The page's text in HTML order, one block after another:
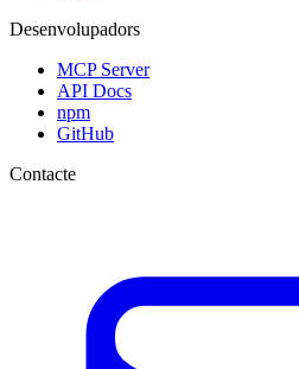
Desenvolupadors
MCP Server
API Docs
npm
GitHub
Contacte